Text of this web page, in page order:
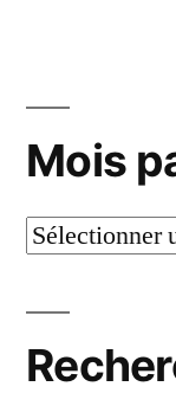
Mois
Mois